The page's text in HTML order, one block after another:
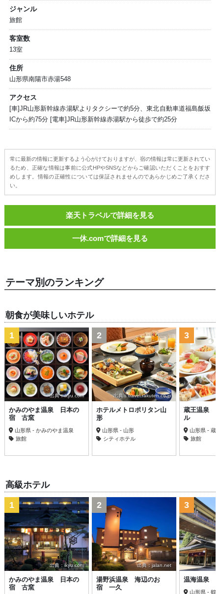
ジャンル
旅館
客室数
13室
住所
山形県南陽市赤湯548
アクセス
[車]JR山形新幹線赤湯駅よりタクシーで約5分、東北自動車道福島飯坂
ICから約75分 [電車]JR山形新幹線赤湯駅から徒歩で約25分
常に最新の情報に更新するよう心がけておりますが、宿の情報は常に更新されてい
るため、正確な情報は事前に公式HPやSNSなどからご確認いただくことをおすす
めします。情報の正確性については保証されませんのであらかじめご了承くださ
い。
楽天トラベルで詳細を見る
一休.comで詳細を見る
テーマ別のランキング
朝食が美味しいホテル
出典：ikyu.com
1
かみのやま温泉 日本の
宿 古窯
山形県 - かみのやま温泉
旅館
出典：travel.rakuten.co.jp
2
ホテルメトロポリタン山
形
山形県 - 山形
シティホテル
3
蔵王温泉
ル
山形県 - 蔵
旅館
高級ホテル
出典：ikyu.com
1
かみのやま温泉 日本の
宿 古窯
出典：jalan.net
2
湯野浜温泉 海辺のお
宿 一久
3
温海温泉
山形県 - 鶴